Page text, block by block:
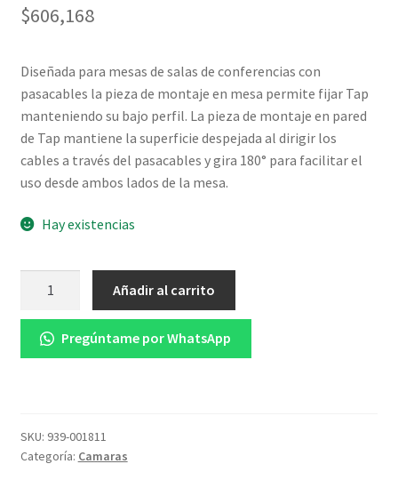
$606,168
Diseñada para mesas de salas de conferencias con
pasacables la pieza de montaje en mesa permite fijar Tap
manteniendo su bajo perfil. La pieza de montaje en pared
de Tap mantiene la superficie despejada al dirigir los
cables a través del pasacables y gira 180° para facilitar el
uso desde ambos lados de la mesa.
Hay existencias
De
Montaje
Tap
COLOR
Añadir al carrito
Pregúntame por WhatsApp
SKU: 939-001811
Categoría: Camaras